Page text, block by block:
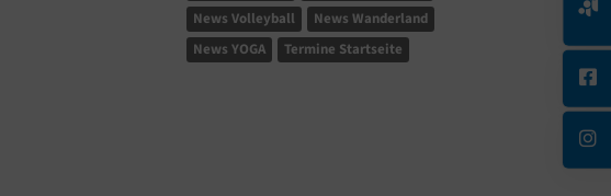
News Volleyball
News Wanderland
News YOGA
Termine Startseite